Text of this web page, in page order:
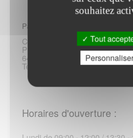
Par voie postale, telephonique :
Caisse primaire d assurance
Pyrénées
64022 Pau Cedex 9
Tel :3646 / +33 18 49 03 646 (*)
Horaires d'ouverture :
souhaitez
Tout